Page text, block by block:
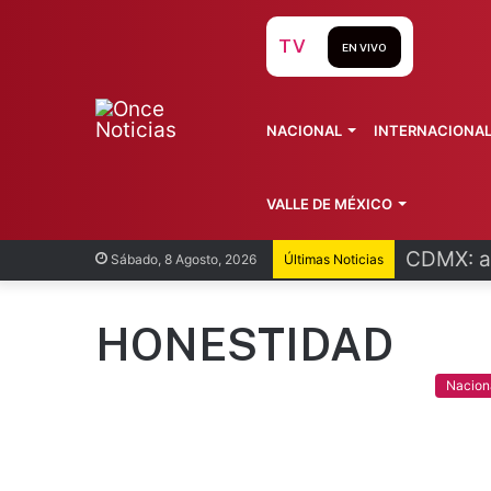
Sábado, 8 Agosto, 2026 Últimas Noticias CDMX:
TV EN VIVO
NACIONAL INTERNACIONAL
VALLE DE MÉXICO
HONESTIDAD